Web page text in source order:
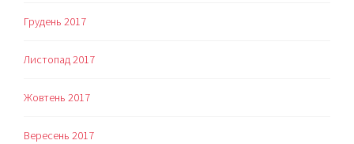
Грудень 2017
Листопад 2017
Жовтень 2017
Вересень 2017